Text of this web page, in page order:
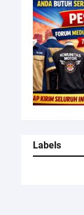
Labels